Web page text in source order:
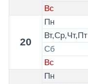
Вс
20
Пн
Вт,Ср,Чт,Пт
Сб
Вс
Пн